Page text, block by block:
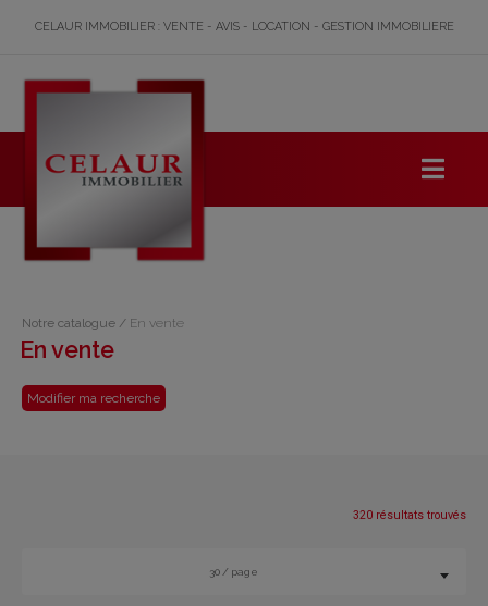
CELAUR IMMOBILIER : VENTE - AVIS - LOCATION - GESTION IMMOBILIERE
Notre catalogue / En vente
En vente
Modifier ma recherche
320 résultats trouvés
30 / page